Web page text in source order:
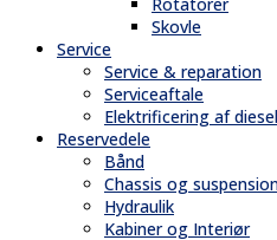
Skovle
Service
Service & reparation
Serviceaftale
Elektrificering af
Reservedele
Bånd
Chassis og
Hydraulik
Kabiner og Interiør